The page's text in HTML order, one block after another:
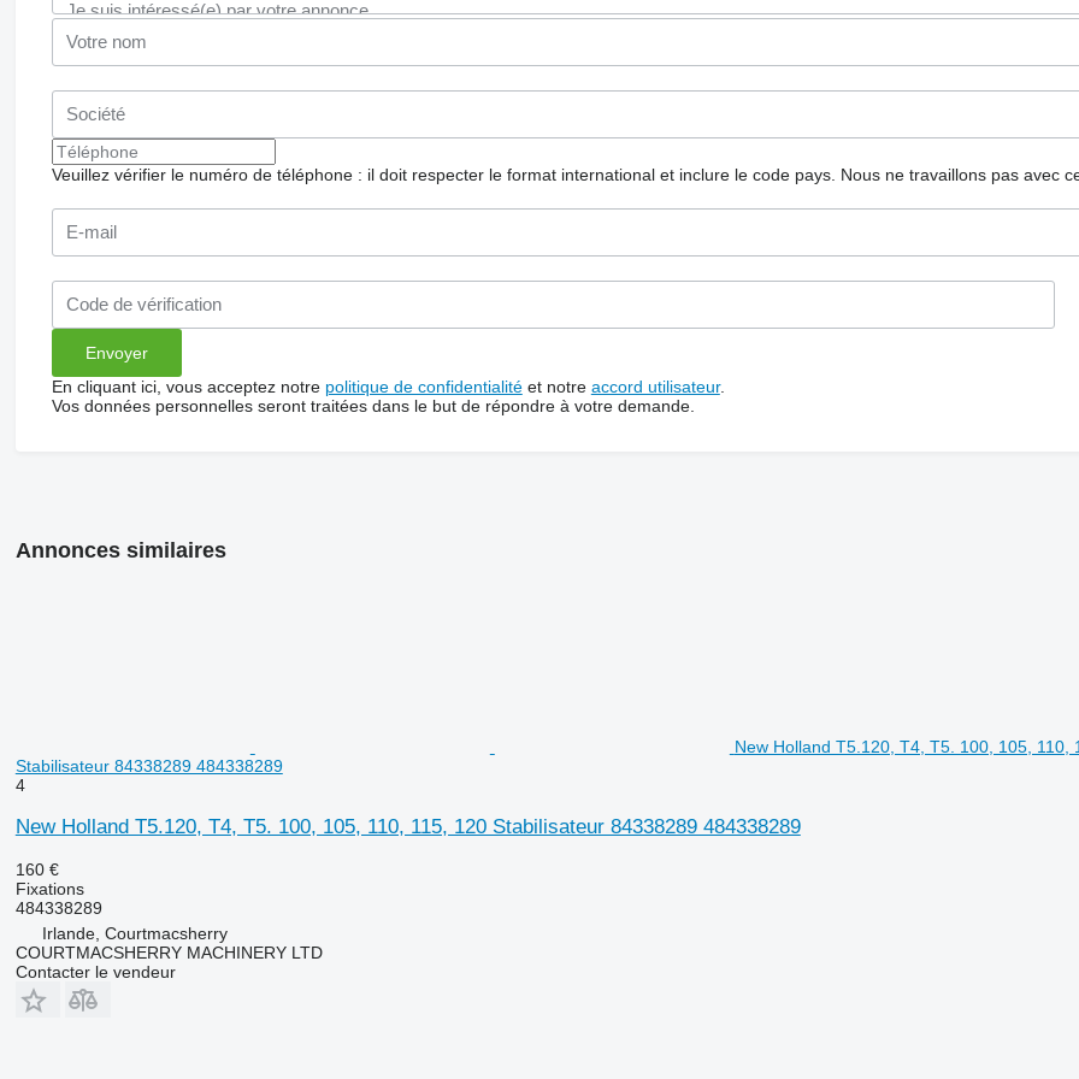
Veuillez vérifier le numéro de téléphone : il doit respecter le format international et inclure le code pays. Nous ne travaillons pas avec
En cliquant ici, vous acceptez notre politique de confidentialitéet notre accord utilisateur.
Vos données personnelles seront traitées dans le but de répondre à votre demande.
Annonces similaires
New Holland T5.120, T4, T5. 100, 105, 110,
Stabilisateur 84338289 484338289
4
New Holland T5.120, T4, T5. 100, 105, 110, 115, 120 Stabilisateur 84338289 484338289
160 €
Fixations
484338289
Irlande, Courtmacsherry
COURTMACSHERRY MACHINERY LTD
Contacter le vendeur